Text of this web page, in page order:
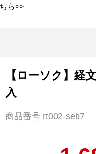
ら>>
【ローソク】経
入
商品番号 rt002-seb7